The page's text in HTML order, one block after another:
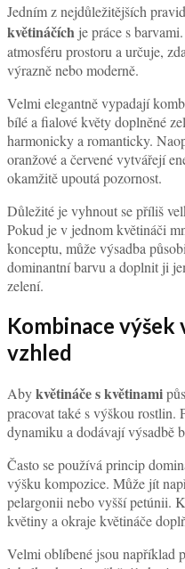
Jedním z nejdůležitějších
květináčích je práce s
atmosféru prostoru a určuje,
výrazně nebo moderně.
Velmi elegantně vypadají
bílé a fialové květy doplněné
harmonicky a romanticky.
oranžové a červené vytvářejí
okamžitě upoutá pozornost.
Důležité je vyhnout se příliš
Pokud je v jednom květináči
konceptu, může výsadba
dominantní barvu a doplnit ji
zelení.
Kombinace
vzhled
Abykvětináče s květinami
pracovat také s výškou rostlin.
dynamiku a dodávají výsadbě
Často se používá princip
výšku kompozice. Může jít
pelargonii nebo vyšší petúnii.
květiny a okraje květináče
Velmi oblíbené jsou například